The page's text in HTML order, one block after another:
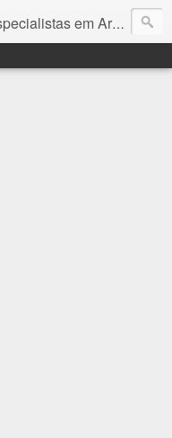
em Araguaia - Mato Grosso